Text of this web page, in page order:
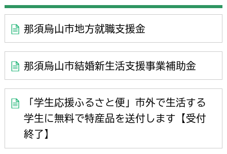
那須烏山市地方就職支援金
那須烏山市結婚新生活支援事業補助金
「学生応援ふるさと便」市外で生活する
学生に無料で特産品を送付します【受付
終了】